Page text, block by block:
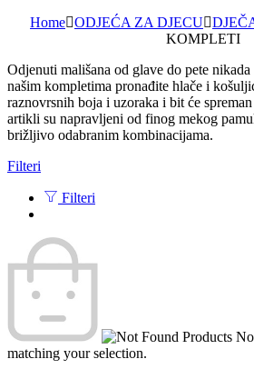
Home ODJEĆA ZA DJECU
KOMPLETI
Odjenuti mališana od glave do pete
našim kompletima pronađite hlače i
raznovrsnih boja i uzoraka i bit će
artikli su napravljeni od finog mekog
brižljivo odabranim kombinacijama.
Filteri
Filteri
matching your selection.